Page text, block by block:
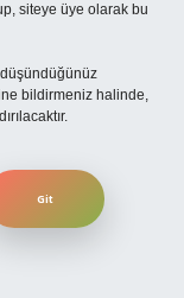
siteye üye olarak bu
bildirmeniz halinde,